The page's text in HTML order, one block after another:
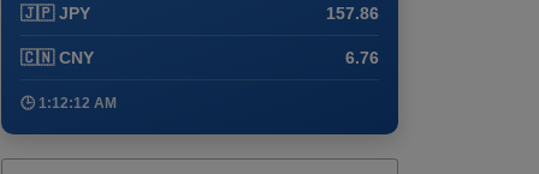
🇯🇵 JPY 157.86
🇨🇳 CNY 6.76
🕒 1:12:12 AM